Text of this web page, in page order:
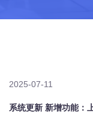
2025-07-11
系统更新 新增功能：